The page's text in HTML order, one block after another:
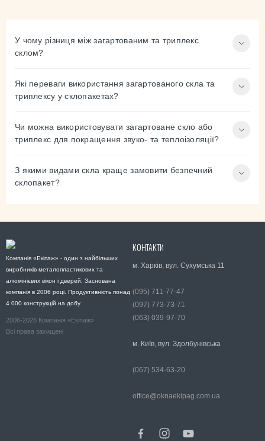
У чому різниця між загартованим та триплекс
склом?
Які переваги використання загартованого скла та
триплексу у склопакетах?
Чи можна використовувати загартоване скло або
триплекс для покращення звуко- та теплоізоляції?
З якими видами скла краще замовити безпечний
склопакет?
Компанія «Екіпаж» - один з найбільших
виробників металопластикових та
алюмінієвих вікон і дверей. Заснована
компанія в 2006 році. Продуктивність понад
4 000 конструкцій на добу
2006-2026 Компанія «Екіпаж»
Всі права захищені
КОНТАКТИ
м. Харків, вул. Сухумська 11
(095) 711-77-47
(097) 773-73-71
(063) 039-97-70
м. Київ, вул. Здолбунівська
(067) 534-63-20
office@oknaekipag.com.ua